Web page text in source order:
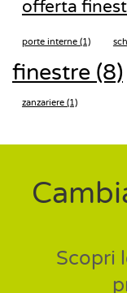
offerta
porte interne(1)
finestre (8)
zanzariere(1)
Scopri